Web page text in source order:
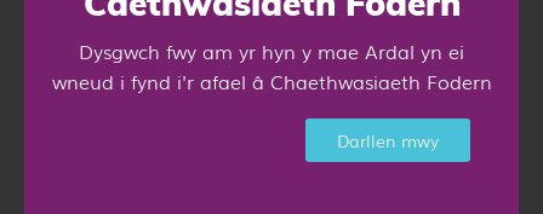
Dysgwch fwy am yr hyn y mae Ardal yn ei
wneud i fynd i'r afael â Chaethwasiaeth Fodern
Darllen mwy